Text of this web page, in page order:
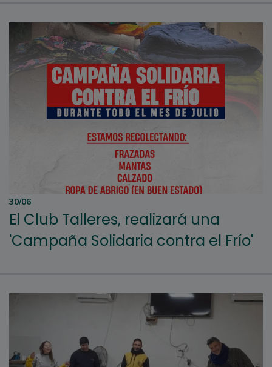
30/06
El Club Talleres, realizará una
'Campaña Solidaria contra el Frío'